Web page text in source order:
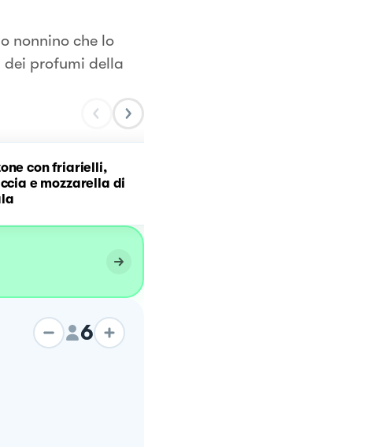
nonnino che lo
profumi della
con friarielli,
e mozzarella di
6